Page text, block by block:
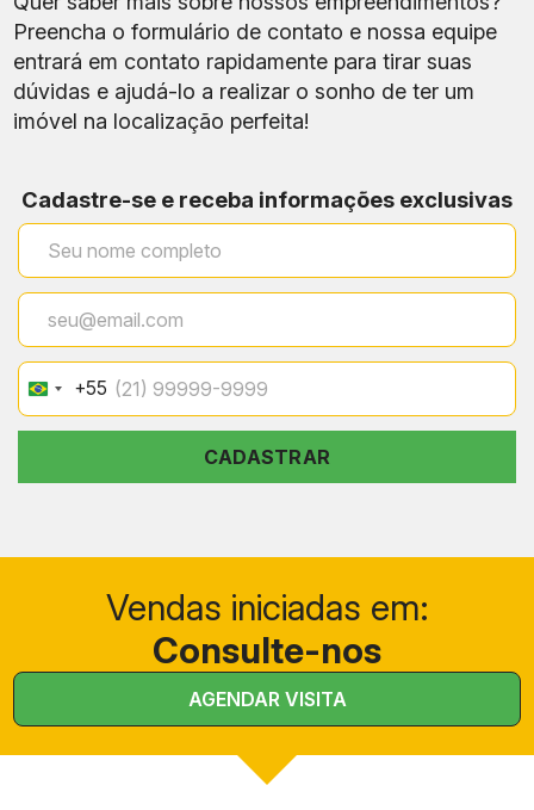
Preencha o formulário de contato e nossa equipe
entrará em contato rapidamente para tirar suas
dúvidas e ajudá-lo a realizar o sonho de ter um
imóvel na localização perfeita!
Cadastre-se e receba informações exclusivas
Brazil
+55
+55
CADASTRAR
Vendas iniciadas em:
Consulte-nos
AGENDAR VISITA